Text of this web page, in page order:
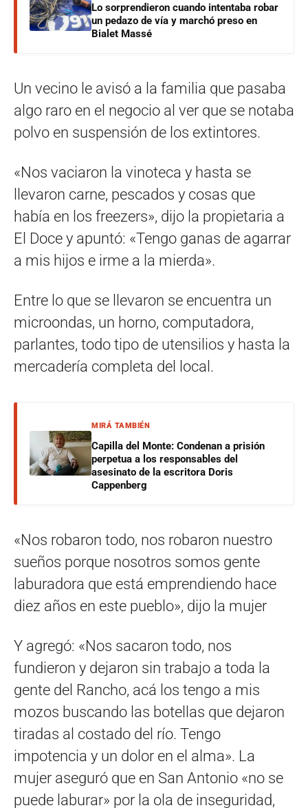
Lo sorprendieron cuando intentaba robar
un pedazo de vía y marchó preso en
Bialet Massé
Un vecino le avisó a la familia que pasaba
algo raro en el negocio al ver que se notaba
polvo en suspensión de los extintores.
«Nos vaciaron la vinoteca y hasta se
llevaron carne, pescados y cosas que
había en los freezers», dijo la propietaria a
El Doce y apuntó: «Tengo ganas de agarrar
a mis hijos e irme a la mierda».
Entre lo que se llevaron se encuentra un
microondas, un horno, computadora,
parlantes, todo tipo de utensilios y hasta la
mercadería completa del local.
MIRÁ TAMBIÉN
Capilla del Monte: Condenan a prisión
perpetua a los responsables del
asesinato de la escritora Doris
Cappenberg
«Nos robaron todo, nos robaron nuestro
sueños porque nosotros somos gente
laburadora que está emprendiendo hace
diez años en este pueblo», dijo la mujer
Y agregó: «Nos sacaron todo, nos
fundieron y dejaron sin trabajo a toda la
gente del Rancho, acá los tengo a mis
mozos buscando las botellas que dejaron
tiradas al costado del río. Tengo
impotencia y un dolor en el alma». La
mujer aseguró que en San Antonio «no se
puede laburar» por la ola de inseguridad,